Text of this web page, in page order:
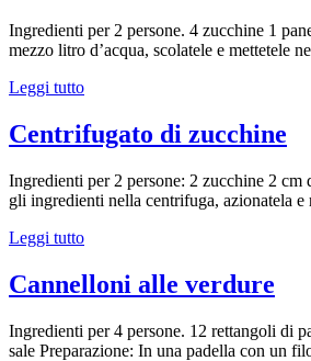
Ingredienti per 2 persone. 4 zucchine 1
mezzo litro d’acqua, scolatele e mettetele
Leggi tutto
Centrifugato di zucchine
Ingredienti per 2 persone: 2 zucchine 2 cm
gli ingredienti nella centrifuga, azionatela
Leggi tutto
Cannelloni alle verdure
Ingredienti per 4 persone. 12 rettangoli di
sale Preparazione: In una padella con un